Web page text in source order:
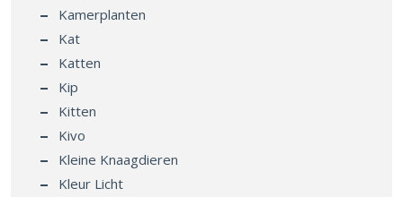
Kamerplanten
Kat
Katten
Kip
Kitten
Kivo
Kleine Knaagdieren
Kleur Licht